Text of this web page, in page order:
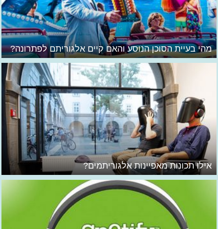
מהי בעיית הסוכן הנוסע והאם קיים אלגוריתם לפתרונה?
אילו תכונות מאפיינות אלגוריתמים?